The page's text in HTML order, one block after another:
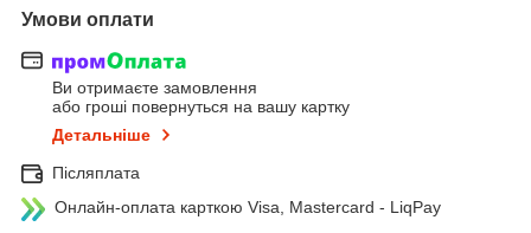
Умови оплати
Ви отримаєте замовлення
або гроші повернуться на вашу картку
Детальніше
Післяплата
Онлайн-оплата карткою Visa, Mastercard - LiqPay